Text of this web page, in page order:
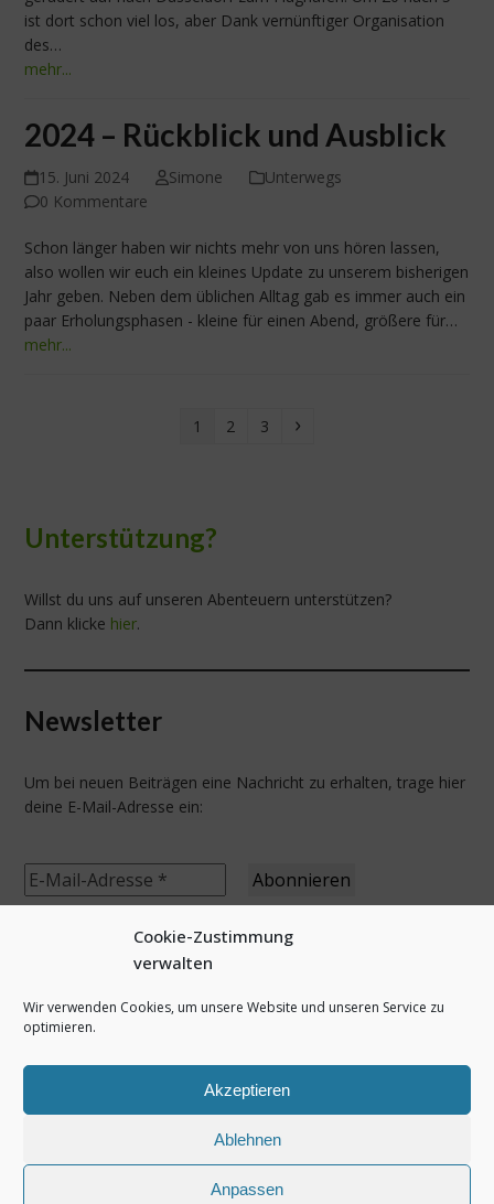
Cookie-Zustimmung
verwalten
Wir verwenden Cookies, um unsere Website und unseren Service zu
optimieren.
Akzeptieren
Ablehnen
Anpassen
ist dort schon viel los, aber Dank vernünftiger Organisation
des…
mehr...
2024 – Rückblick und Ausblick
15. Juni 2024 Simone
Unterwegs
0 Kommentare
Schon länger haben wir nichts mehr von uns hören lassen,
also wollen wir euch ein kleines Update zu unserem bisherigen
Jahr geben. Neben dem üblichen Alltag gab es immer auch ein
paar Erholungsphasen - kleine für einen Abend, größere für…
mehr...
Seite
1 Seite
2 Seite
3
Unterstützung?
Willst du uns auf unseren Abenteuern unterstützen?
Dann klicke hier.
Newsletter
Um bei neuen Beiträgen eine Nachricht zu erhalten, trage hier
deine E-Mail-Adresse ein:
letzte Beiträge
Pyrenäen 2025 – Haute randonnée pyrénéenne
Norwegen 2024 Teil 3, Jotunheimen